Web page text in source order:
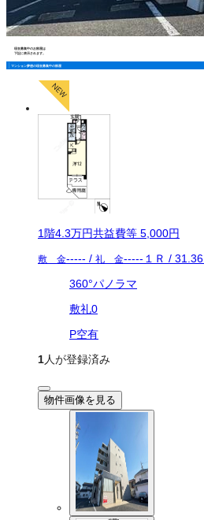
現在募集中のお部屋は
下記に表示されます。
マンション夢想の現在募集中の部屋
1階4.3万円共益費等 5,000円
敷 金----- / 礼 金----- １Ｒ / 31.36
360°パノラマ
敷礼0
P空有
1人が登録済み
物件画像を見る